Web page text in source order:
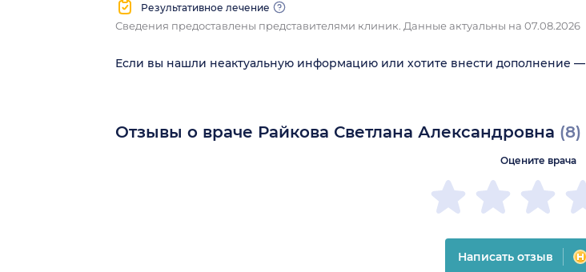
Результативное лечение
Сведения предоставлены представителями клиник. Данные актуальны на 07.08.2026
Если вы нашли неактуальную информацию или хотите внести дополнение —
Отзывы о враче Райкова Светлана Александровна (8)
Оцените врача
Написать отзыв